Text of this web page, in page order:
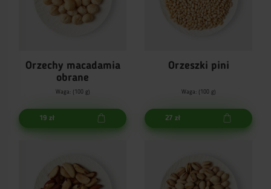
Orzechy macadamia
obrane
Waga: (100 g)
19 zł
Orzeszki pini
Waga: (100 g)
27 zł